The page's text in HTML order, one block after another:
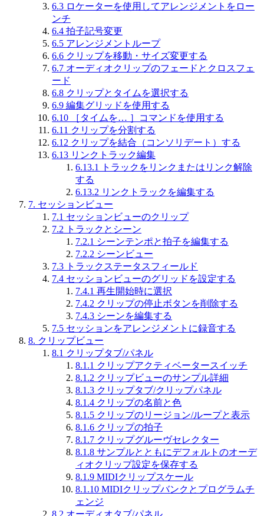
6.3 ロケーターを使用してアレンジメントをロー
ンチ
6.4 拍子記号変更
6.5 アレンジメントループ
6.6 クリップを移動・サイズ変更する
6.7 オーディオクリップのフェードとクロスフェ
ード
6.8 クリップとタイムを選択する
6.9 編集グリッドを使用する
6.10 ［タイムを… ］コマンドを使用する
6.11 クリップを分割する
6.12 クリップを結合（コンソリデート）する
6.13 リンクトラック編集
6.13.1
トラックをリンクまたはリンク解除
する
6.13.2 リンクトラックを編集する
7. セッションビュー
7.1 セッションビューのクリップ
7.2 トラックとシーン
7.2.1 シーンテンポと拍子を編集する
7.2.2 シーンビュー
7.3 トラックステータスフィールド
7.4 セッションビューのグリッドを設定する
7.4.1 再生開始時に選択
7.4.2 クリップの停止ボタンを削除する
7.4.3 シーンを編集する
7.5 セッションをアレンジメントに録音する
8. クリップビュー
8.1 クリップタブ/パネル
8.1.1 クリップアクティベータースイッチ
8.1.2 クリップビューのサンプル詳細
8.1.3 クリップタブ/クリップパネル
8.1.4 クリップの名前と色
8.1.5 クリップのリージョン/ループと表示
8.1.6 クリップの拍子
8.1.7 クリップグルーヴセレクター
8.1.8 サンプルとともにデフォルトのオーデ
ィオクリップ設定を保存する
8.1.9 MIDIクリップスケール
8.1.10 MIDIクリップバンクとプログラムチ
ェンジ
8.2 オーディオタブ/パネル